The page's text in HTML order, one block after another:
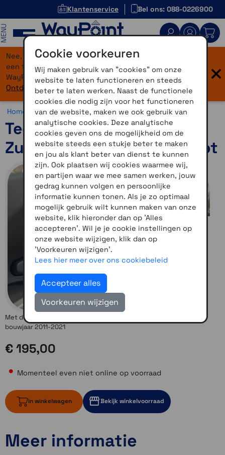
Klantenservice Bel ons: 088-0226900
Nee, je bent niet verdwaald! Onze website heeft
een flinke upgrade gekregen. Dezelfde vertrouwde
WayPoint-service, maar dan in een modern jasje.
Ontdek hier wat er allemaal nieuw is.
×
Home >Accessoires >Overig > TeqMount
TeqMount BMW Adapter
Zumo XT1 K1600GT met slot
Met deze adapter monteer je de Zumo XT(1) op je K1600GT(L)
bouwjaar 2011-2021
€ 195,00
Momenteel even niet online op voorraad
In winkelwagen Bekijk winkelvoorraad
Momenteel even niet op voorraad
Momenteel even niet op voorraad
Meer informatie
Cookie voorkeuren
Wij maken gebruik van "cookies" om onze
website te laten functioneren en steeds
beter te laten werken. Naast de functionele
cookies die nodig zijn voor het functioneren
van de website, maken we ook gebruik van
analytische cookies. Deze analytische
cookies geven ons de mogelijkheid om de
website steeds een stukje beter te maken
en jou als klant beter van dienst te kunnen
zijn. Ook plaatsen wij cookies waarmee wij,
en partijen waar we mee samen werken, jouw
gedrag kunnen volgen en persoonlijke
informatie kunnen tonen. Als je zo optimaal
mogelijk gebruik wilt kunnen maken van onze
website, klik hieronder dan op 'Alles
accepteren'. Wil je je cookie instellingen op
onze website wijzigen, klik dan op
'Voorkeuren wijzigen'.
Lees hier meer over ons cookiebeleid
Accepteer alles
Voorkeuren wijzigen